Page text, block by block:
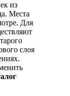
из
Места
Для
слоя